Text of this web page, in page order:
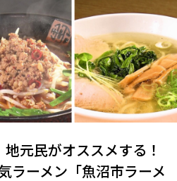
地元民がオススメする！
ラーメン「魚沼市ラーメ